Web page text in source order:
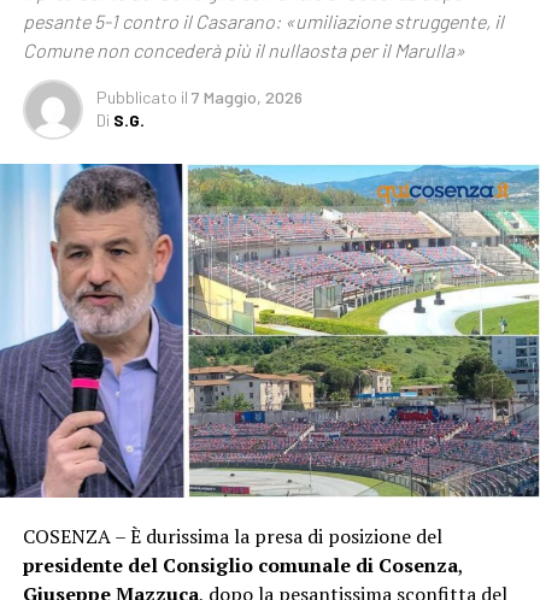
pesante 5-1 contro il Casarano: «umiliazione struggente, il
Comune non concederà più il nullaosta per il Marulla»
Pubblicato il 7 Maggio, 2026
Di S.G.
COSENZA – È durissima la presa di posizione del
presidente del Consiglio comunale di Cosenza,
Giuseppe Mazzuca, dopo la pesantissima sconfitta del